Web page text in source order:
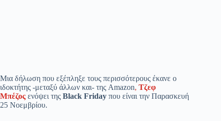
Μια δήλωση που εξέπληξε τους περισσότερους έκανε ο
ιδοκτήτης -μεταξύ άλλων και- της Amazon, Τζεφ
Μπέζος ενόψει της Black Friday που είναι την Παρασκευή
25 Νοεμβρίου.